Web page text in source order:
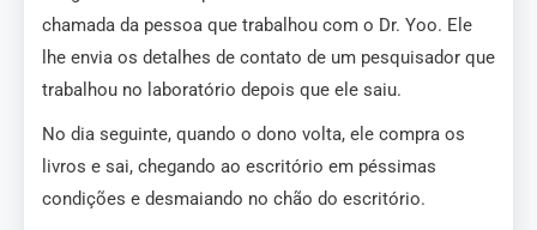
chamada da pessoa que trabalhou com o Dr. Yoo. Ele
lhe envia os detalhes de contato de um pesquisador que
trabalhou no laboratório depois que ele saiu.
No dia seguinte, quando o dono volta, ele compra os
livros e sai, chegando ao escritório em péssimas
condições e desmaiando no chão do escritório.